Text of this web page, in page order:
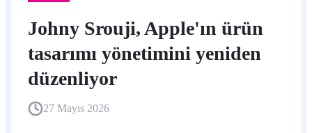
Johny Srouji, Apple'ın ürün
tasarımı yönetimini yeniden
düzenliyor
27 Mayıs 2026